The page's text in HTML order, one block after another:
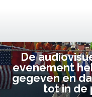
De
evenement
gegeven en
tot in de